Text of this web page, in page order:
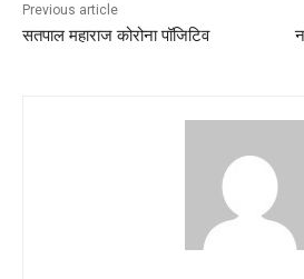
Previous article
सतपाल महाराज कोरोना पॉजिटिव